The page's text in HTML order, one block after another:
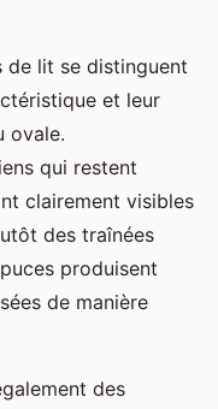
de lit se distinguent
et leur
ovale.
qui restent
clairement visibles
des traînées
produisent
de manière
des